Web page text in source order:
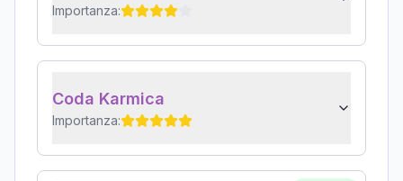
Importanza:
Coda Karmica
Importanza: